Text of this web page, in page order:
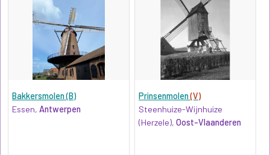
Bakkersmolen (B)
Essen, Antwerpen
Prinsenmolen(V)
Steenhuize-Wijnhuize
(Herzele),Oost-Vlaanderen